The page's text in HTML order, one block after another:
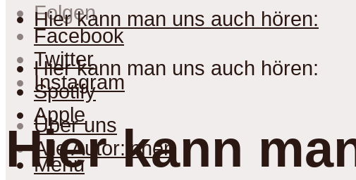
Hier kann man uns auch hören:
Spotify
Apple
Menu
Hier kann man uns auch hören:
Hier kann
Folgen
Facebook
Twitter
Instagram
Über uns
Alle Autor:innen